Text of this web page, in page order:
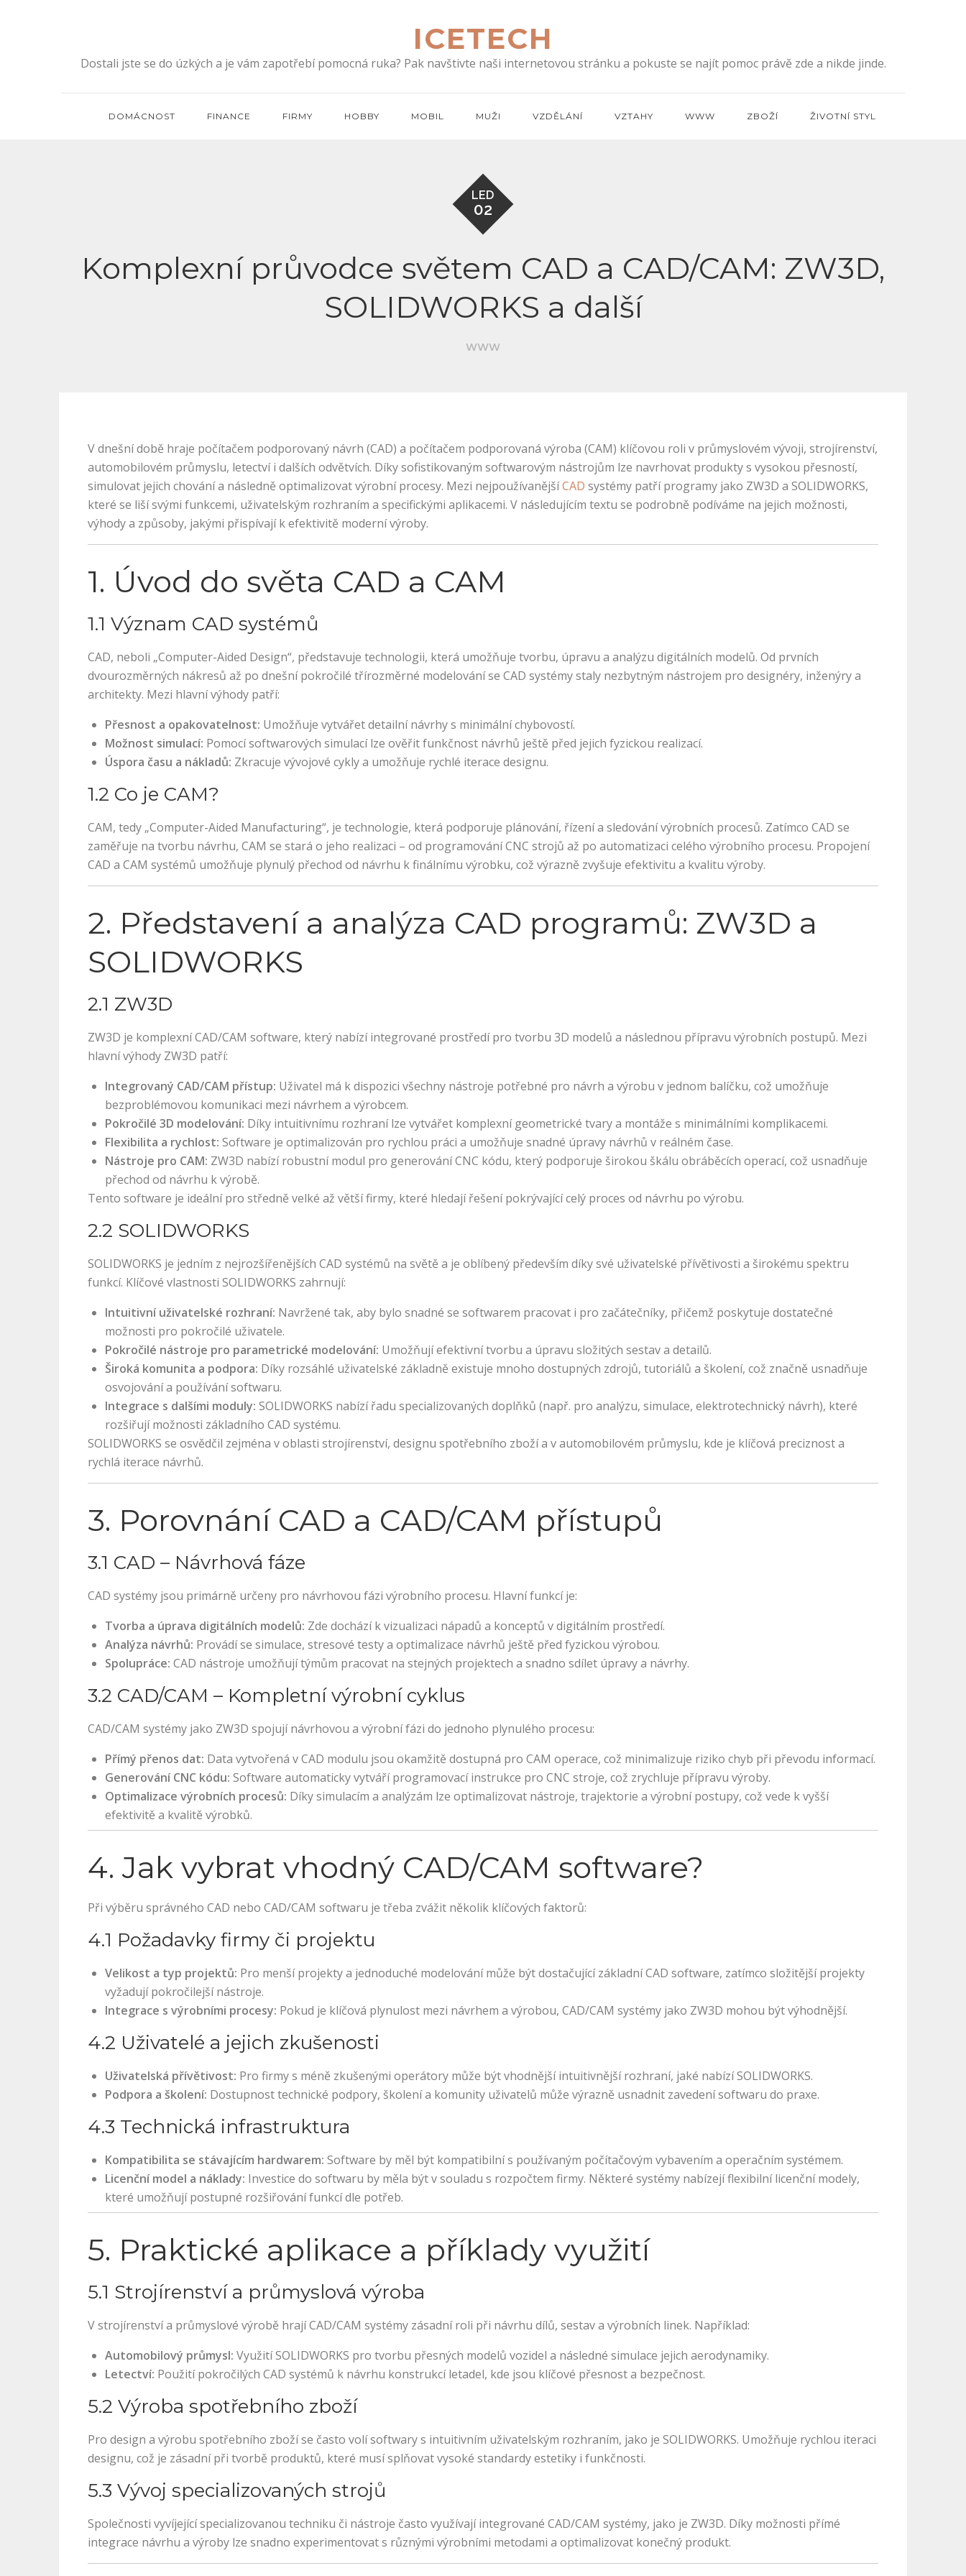
ICETECH
Dostali jste se do úzkých a je vám zapotřebí pomocná ruka? Pak navštivte naši internetovou stránku a pokuste se najít pomoc právě zde a nikde jinde.
DOMÁCNOST FINANCE FIRMY HOBBY MOBIL MUŽI VZDĚLÁNÍ VZTAHY WWW ZBOŽÍ ŽIVOTNÍ STYL
LED
02
Komplexní průvodce světem CAD a CAD/CAM: ZW3D,
SOLIDWORKS a další
WWW
V dnešní době hraje počítačem podporovaný návrh (CAD) a počítačem podporovaná výroba (CAM) klíčovou roli v průmyslovém vývoji, strojírenství,
automobilovém průmyslu, letectví i dalších odvětvích. Díky sofistikovaným softwarovým nástrojům lze navrhovat produkty s vysokou přesností,
simulovat jejich chování a následně optimalizovat výrobní procesy. Mezi nejpoužívanějšíCAD systémy patří programy jako ZW3D a SOLIDWORKS,
které se liší svými funkcemi, uživatelským rozhraním a specifickými aplikacemi. V následujícím textu se podrobně podíváme na jejich možnosti,
výhody a způsoby, jakými přispívají k efektivitě moderní výroby.
1. Úvod do světa CAD a CAM
1.1 Význam CAD systémů
CAD, neboli „Computer-Aided Design“, představuje technologii, která umožňuje tvorbu, úpravu a analýzu digitálních modelů. Od prvních
dvourozměrných nákresů až po dnešní pokročilé třírozměrné modelování se CAD systémy staly nezbytným nástrojem pro designéry, inženýry a
architekty. Mezi hlavní výhody patří:
Přesnost a opakovatelnost: Umožňuje vytvářet detailní návrhy s minimální chybovostí.
Možnost simulací: Pomocí softwarových simulací lze ověřit funkčnost návrhů ještě před jejich fyzickou realizací.
Úspora času a nákladů: Zkracuje vývojové cykly a umožňuje rychlé iterace designu.
1.2 Co je CAM?
CAM, tedy „Computer-Aided Manufacturing“, je technologie, která podporuje plánování, řízení a sledování výrobních procesů. Zatímco CAD se
zaměřuje na tvorbu návrhu, CAM se stará o jeho realizaci – od programování CNC strojů až po automatizaci celého výrobního procesu. Propojení
CAD a CAM systémů umožňuje plynulý přechod od návrhu k finálnímu výrobku, což výrazně zvyšuje efektivitu a kvalitu výroby.
2. Představení a analýza CAD programů: ZW3D a
SOLIDWORKS
2.1 ZW3D
ZW3D je komplexní CAD/CAM software, který nabízí integrované prostředí pro tvorbu 3D modelů a následnou přípravu výrobních postupů. Mezi
hlavní výhody ZW3D patří:
Integrovaný CAD/CAM přístup: Uživatel má k dispozici všechny nástroje potřebné pro návrh a výrobu v jednom balíčku, což umožňuje
bezproblémovou komunikaci mezi návrhem a výrobcem.
Pokročilé 3D modelování: Díky intuitivnímu rozhraní lze vytvářet komplexní geometrické tvary a montáže s minimálními komplikacemi.
Flexibilita a rychlost: Software je optimalizován pro rychlou práci a umožňuje snadné úpravy návrhů v reálném čase.
Nástroje pro CAM: ZW3D nabízí robustní modul pro generování CNC kódu, který podporuje širokou škálu obráběcích operací, což usnadňuje
přechod od návrhu k výrobě.
Tento software je ideální pro středně velké až větší firmy, které hledají řešení pokrývající celý proces od návrhu po výrobu.
2.2 SOLIDWORKS
SOLIDWORKS je jedním z nejrozšířenějších CAD systémů na světě a je oblíbený především díky své uživatelské přívětivosti a širokému spektru
funkcí. Klíčové vlastnosti SOLIDWORKS zahrnují:
Intuitivní uživatelské rozhraní: Navržené tak, aby bylo snadné se softwarem pracovat i pro začátečníky, přičemž poskytuje dostatečné
možnosti pro pokročilé uživatele.
Pokročilé nástroje pro parametrické modelování: Umožňují efektivní tvorbu a úpravu složitých sestav a detailů.
Široká komunita a podpora: Díky rozsáhlé uživatelské základně existuje mnoho dostupných zdrojů, tutoriálů a školení, což značně usnadňuje
osvojování a používání softwaru.
Integrace s dalšími moduly: SOLIDWORKS nabízí řadu specializovaných doplňků (např. pro analýzu, simulace, elektrotechnický návrh), které
rozšiřují možnosti základního CAD systému.
SOLIDWORKS se osvědčil zejména v oblasti strojírenství, designu spotřebního zboží a v automobilovém průmyslu, kde je klíčová preciznost a
rychlá iterace návrhů.
3. Porovnání CAD a CAD/CAM přístupů
3.1 CAD – Návrhová fáze
CAD systémy jsou primárně určeny pro návrhovou fázi výrobního procesu. Hlavní funkcí je:
Tvorba a úprava digitálních modelů: Zde dochází k vizualizaci nápadů a konceptů v digitálním prostředí.
Analýza návrhů: Provádí se simulace, stresové testy a optimalizace návrhů ještě před fyzickou výrobou.
Spolupráce: CAD nástroje umožňují týmům pracovat na stejných projektech a snadno sdílet úpravy a návrhy.
3.2 CAD/CAM – Kompletní výrobní cyklus
CAD/CAM systémy jako ZW3D spojují návrhovou a výrobní fázi do jednoho plynulého procesu:
Přímý přenos dat: Data vytvořená v CAD modulu jsou okamžitě dostupná pro CAM operace, což minimalizuje riziko chyb při převodu informací.
Generování CNC kódu: Software automaticky vytváří programovací instrukce pro CNC stroje, což zrychluje přípravu výroby.
Optimalizace výrobních procesů: Díky simulacím a analýzám lze optimalizovat nástroje, trajektorie a výrobní postupy, což vede k vyšší
efektivitě a kvalitě výrobků.
4. Jak vybrat vhodný CAD/CAM software?
Při výběru správného CAD nebo CAD/CAM softwaru je třeba zvážit několik klíčových faktorů:
4.1 Požadavky firmy či projektu
Velikost a typ projektů: Pro menší projekty a jednoduché modelování může být dostačující základní CAD software, zatímco složitější projekty
vyžadují pokročilejší nástroje.
Integrace s výrobními procesy: Pokud je klíčová plynulost mezi návrhem a výrobou, CAD/CAM systémy jako ZW3D mohou být výhodnější.
4.2 Uživatelé a jejich zkušenosti
Uživatelská přívětivost: Pro firmy s méně zkušenými operátory může být vhodnější intuitivnější rozhraní, jaké nabízí SOLIDWORKS.
Podpora a školení: Dostupnost technické podpory, školení a komunity uživatelů může výrazně usnadnit zavedení softwaru do praxe.
4.3 Technická infrastruktura
Kompatibilita se stávajícím hardwarem: Software by měl být kompatibilní s používaným počítačovým vybavením a operačním systémem.
Licenční model a náklady: Investice do softwaru by měla být v souladu s rozpočtem firmy. Některé systémy nabízejí flexibilní licenční modely,
které umožňují postupné rozšiřování funkcí dle potřeb.
5. Praktické aplikace a příklady využití
5.1 Strojírenství a průmyslová výroba
V strojírenství a průmyslové výrobě hrají CAD/CAM systémy zásadní roli při návrhu dílů, sestav a výrobních linek. Například:
Automobilový průmysl: Využití SOLIDWORKS pro tvorbu přesných modelů vozidel a následné simulace jejich aerodynamiky.
Letectví: Použití pokročilých CAD systémů k návrhu konstrukcí letadel, kde jsou klíčové přesnost a bezpečnost.
5.2 Výroba spotřebního zboží
Pro design a výrobu spotřebního zboží se často volí softwary s intuitivním uživatelským rozhraním, jako je SOLIDWORKS. Umožňuje rychlou iteraci
designu, což je zásadní při tvorbě produktů, které musí splňovat vysoké standardy estetiky i funkčnosti.
5.3 Vývoj specializovaných strojů
Společnosti vyvíjející specializovanou techniku či nástroje často využívají integrované CAD/CAM systémy, jako je ZW3D. Díky možnosti přímé
integrace návrhu a výroby lze snadno experimentovat s různými výrobními metodami a optimalizovat konečný produkt.